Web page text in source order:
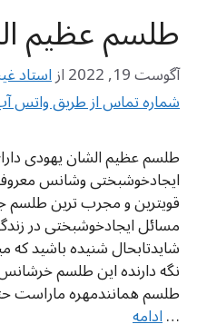
طلسم عظیم
آگوست 19, 2022 ازاستاد
شماره تماس از طریق واتس آپ
طلسم عظیم الشان یهودی
ایجادخوشبختی وشانس
قویترین و مجرب ترین
مسائل ایجادخوشبختی در
شایدتابحال شنیده باشید
نگه دارنده این طلسم
طلسم همانندمهره ماراست
…ادامه